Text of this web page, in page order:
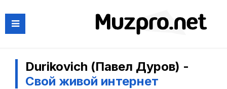
Durikovich (Павел Дуров) -
Свой живой интернет